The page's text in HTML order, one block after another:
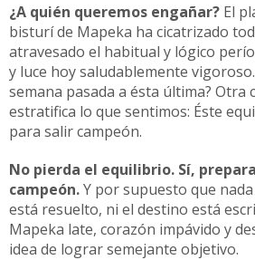
¿A quién queremos engañar? El
bisturí de Mapeka ha cicatrizado
atravesado el habitual y lógico
y luce hoy saludablemente
semana pasada a ésta última? Otra
estratifica lo que sentimos: Éste
para salir campeón.
No pierda el equilibrio. Sí,
campeón.Y por supuesto que
está resuelto, ni el destino está
Mapeka late, corazón impávido y
idea de lograr semejante objetivo.